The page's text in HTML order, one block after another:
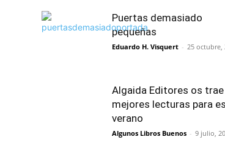
Puertas demasiado
pequeñas
Eduardo H. Visquert - 25 octubre,
Algaida Editores os
mejores lecturas para
verano
Algunos Libros Buenos - 9 julio,